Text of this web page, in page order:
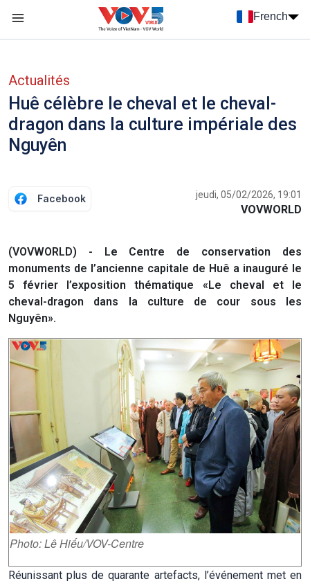
French
Actualités
Huê célèbre le cheval et le cheval-
dragon dans la culture impériale des
Nguyên
Facebook jeudi, 05/02/2026, 19:01
VOVWORLD
(VOVWORLD) - Le Centre de conservation des
monuments de l’ancienne capitale de Huê a inauguré le
5 février l’exposition thématique «Le cheval et le
cheval-dragon dans la culture de cour sous les
Nguyên».
Photo:Lê Hiếu/VOV-Centre
Réunissant plus de quarante artefacts, l’événement met en